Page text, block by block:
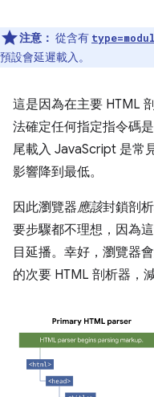
注意： 從含有
預設會延遲載入。
這是因為在主要 HTML
法確定任何指定指令碼
尾載入 JavaScript 是常
影響降到最低。
因此瀏覽器應該封鎖剖
要步驟都不理想，因為
目延播。幸好，瀏覽器
的次要 HTML 剖析器，